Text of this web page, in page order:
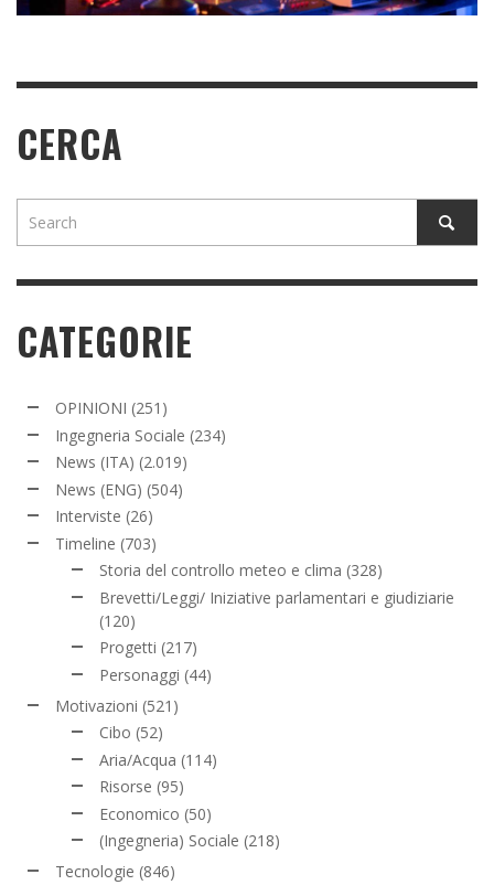
CERCA
CATEGORIE
OPINIONI (251)
Ingegneria Sociale (234)
News (ITA) (2.019)
News (ENG) (504)
Interviste (26)
Timeline (703)
Storia del controllo meteo e clima (328)
Brevetti/Leggi/ Iniziative parlamentari e giudiziarie
(120)
Progetti (217)
Personaggi (44)
Motivazioni (521)
Cibo (52)
Aria/Acqua (114)
Risorse (95)
Economico (50)
(Ingegneria) Sociale (218)
Tecnologie (846)